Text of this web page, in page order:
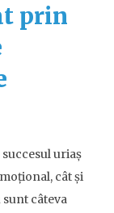
prin
uriaș
cât și
câteva